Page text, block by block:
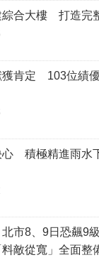
綜合大樓 打造完
獲肯定 103位績
心 積極精進雨水
市8、9日恐飆9
敵從寬」全面整